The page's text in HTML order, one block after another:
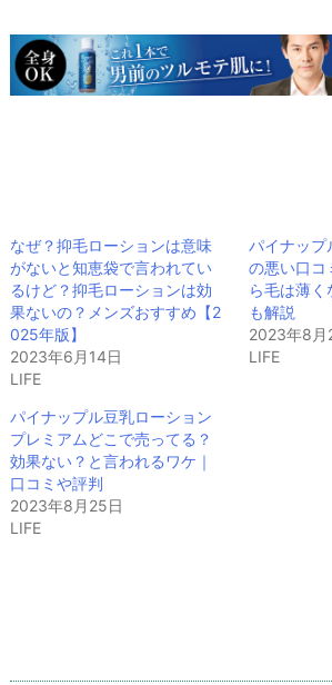
なぜ？抑毛ローションは意味
がないと知恵袋で言われてい
るけど？抑毛ローションは効
果ないの？メンズおすすめ【2
025年版】
2023年6月14日
LIFE
パイナップ
の悪い口コ
ら毛は薄く
も解説
2023年8月
LIFE
パイナップル豆乳ローション
プレミアムどこで売ってる？
効果ない？と言われるワケ｜
口コミや評判
2023年8月25日
LIFE